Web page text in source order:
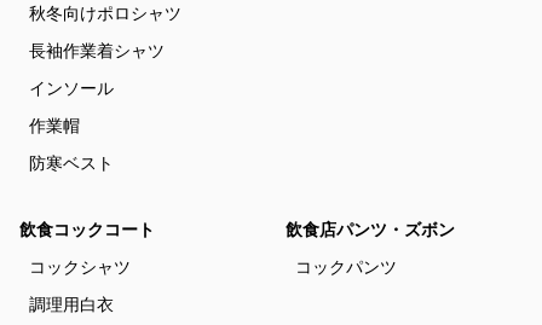
秋冬向けポロシャツ
長袖作業着シャツ
インソール
作業帽
防寒ベスト
飲食コックコート
コックシャツ
調理用白衣
飲食店パンツ・ズボン
コックパンツ